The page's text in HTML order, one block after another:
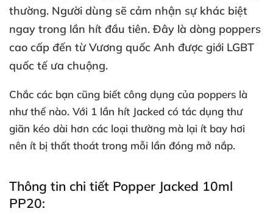
thường. Người dùng sẽ cảm nhận sự khác biệt
ngay trong lần hít đầu tiên. Đây là dòng poppers
cao cấp đến từ Vương quốc Anh được giới LGBT
quốc tế ưa chuộng.
Chắc các bạn cũng biết công dụng của poppers là
như thế nào. Với 1 lần hít Jacked có tác dụng thư
giãn kéo dài hơn các loại thường mà lại ít bay hơi
nên ít bị thất thoát trong mỗi lần đóng mở nắp.
Thông tin chi tiết Popper Jacked 10ml
PP20: